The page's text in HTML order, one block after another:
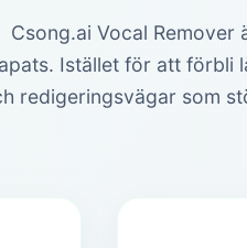
Csong.ai Vocal
Istället för att förbli
redigeringsvägar som